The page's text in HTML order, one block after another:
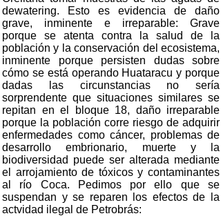
dewatering. Esto es evidencia de daño
grave, inminente e irreparable: Grave
porque se atenta contra la salud de la
población y la conservación del ecosistema,
inminente porque persisten dudas sobre
cómo se está operando Huataracu y porque
dadas las circunstancias no sería
sorprendente que situaciones similares se
repitan en el bloque 18, daño irreparable
porque la población corre riesgo de adquirir
enfermedades como cáncer, problemas de
desarrollo embrionario, muerte y la
biodiversidad puede ser alterada mediante
el arrojamiento de tóxicos y contaminantes
al río Coca. Pedimos por ello que se
suspendan y se reparen los efectos de la
actvidad ilegal de Petrobrás: